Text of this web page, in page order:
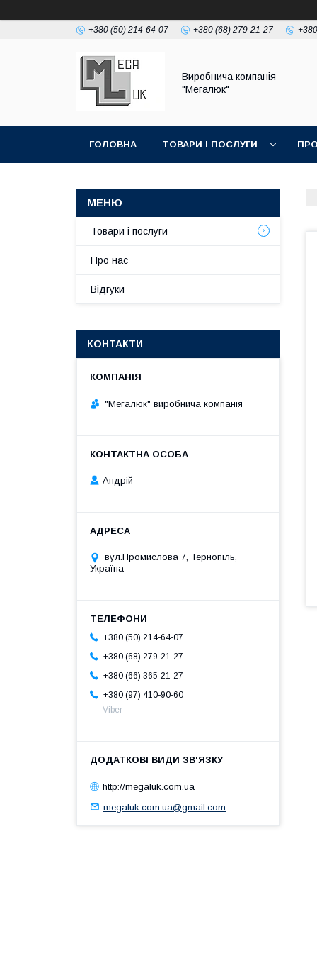
+380 (50) 214-64-07 +380 (68) 279-21-27
Виробнича компанія
"Мегалюк"
ГОЛОВНА ТОВАРИ І ПОСЛУГИ
Товари і послуги
Про нас
Відгуки
КОНТАКТИ
"Мегалюк" виробнича компанія
Андрій
вул.Промислова 7, Тернопіль,
Україна
+380 (50) 214-64-07
+380 (68) 279-21-27
+380 (66) 365-21-27
+380 (97) 410-90-60
Viber
http://megaluk.com.ua
megaluk.com.ua@gmail.com